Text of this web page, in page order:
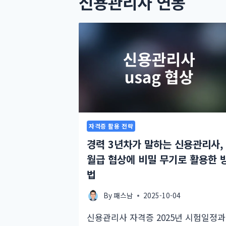
자격증 활용 전략
경력 3년차가 말하는 신용관리사,
월급 협상에 비밀 무기로 활용한
법
By패스남 2025-10-04
신용관리사 자격증 2025년 시험일정과